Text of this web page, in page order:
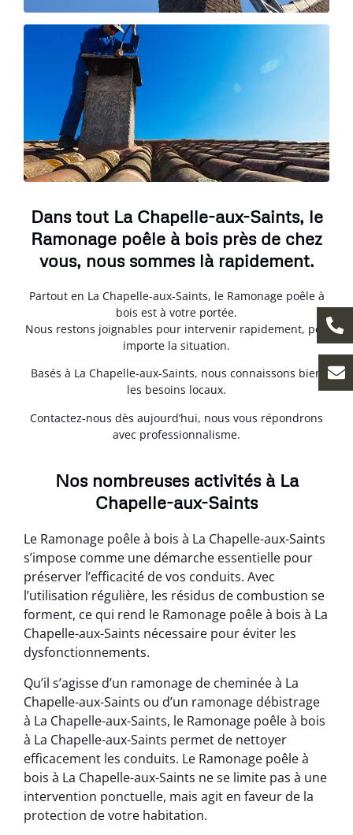
Dans tout La Chapelle-aux-Saints, le
Ramonage poêle à bois près de chez
vous, nous sommes là rapidement.
Partout en La Chapelle-aux-Saints, le Ramonage poêle à
bois est à votre portée.
Nous restons joignables pour intervenir rapidement, peu
importe la situation.
Basés à La Chapelle-aux-Saints, nous connaissons bien
les besoins locaux.
Contactez-nous dès aujourd’hui, nous vous répondrons
avec professionnalisme.
Nos nombreuses activités à La
Chapelle-aux-Saints
Le Ramonage poêle à bois à La Chapelle-aux-Saints
s’impose comme une démarche essentielle pour
préserver l’efficacité de vos conduits. Avec
l’utilisation régulière, les résidus de combustion se
forment, ce qui rend le Ramonage poêle à bois à La
Chapelle-aux-Saints nécessaire pour éviter les
dysfonctionnements.
Qu’il s’agisse d’un ramonage de cheminée à La
Chapelle-aux-Saints ou d’un ramonage débistrage
à La Chapelle-aux-Saints, le Ramonage poêle à bois
à La Chapelle-aux-Saints permet de nettoyer
efficacement les conduits. Le Ramonage poêle à
bois à La Chapelle-aux-Saints ne se limite pas à une
intervention ponctuelle, mais agit en faveur de la
protection de votre habitation.